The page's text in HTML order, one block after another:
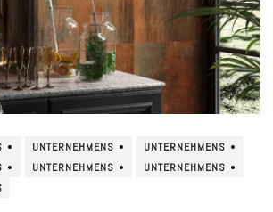
UNTERNEHMENS
UNTERNEHMENS
UNTERNEHMENS
UNTERNEHMENS